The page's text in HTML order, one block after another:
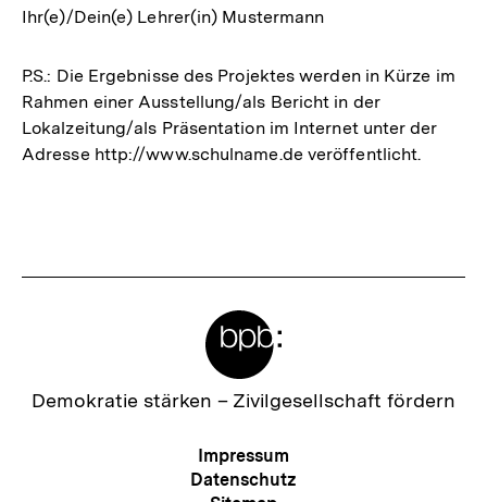
Ihr(e)/Dein(e) Lehrer(in) Mustermann
P.S.: Die Ergebnisse des Projektes werden in Kürze im
Rahmen einer Ausstellung/als Bericht in der
Lokalzeitung/als Präsentation im Internet unter der
Adresse http://www.schulname.de veröffentlicht.
Zur
Demokratie stärken – Zivilgesellschaft fördern
Meta-
Navigation
Impressum
Datenschutz